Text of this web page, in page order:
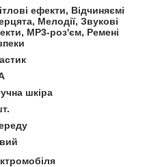
ефекти, Відчиняємі
Мелодії, Звукові
MP3-роз'єм, Ремені
шкіра